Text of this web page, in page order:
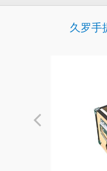
久罗手